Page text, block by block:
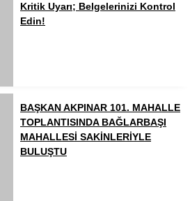
Kritik Uyarı; Belgelerinizi Kontrol
Edin!
BAŞKAN AKPINAR 101. MAHALLE
TOPLANTISINDA BAĞLARBAŞI
MAHALLESİ SAKİNLERİYLE
BULUŞTU